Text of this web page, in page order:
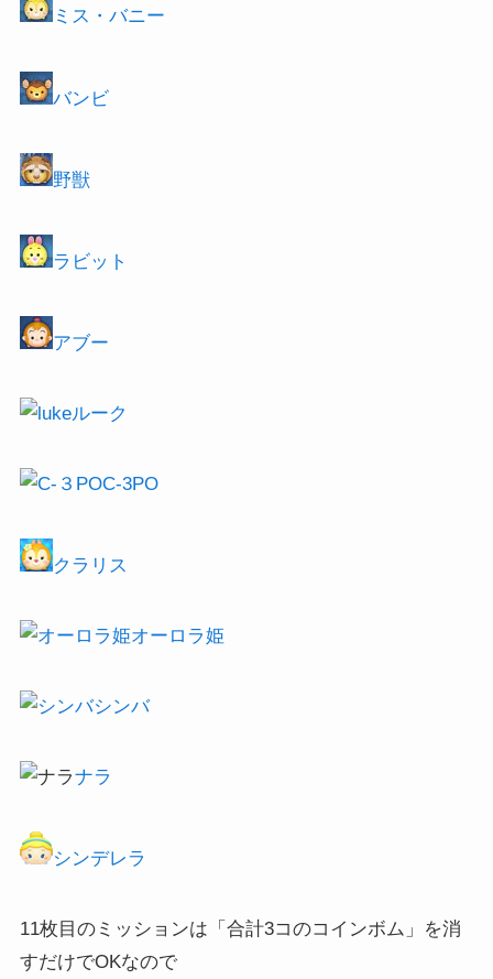
ミス・バニー
バンビ
野獣
ラビット
アブー
ルーク
C-3PO
クラリス
オーロラ姫
シンバ
ナラ
シンデレラ
11枚目のミッションは「合計3コのコインボム」を消
すだけでOKなので